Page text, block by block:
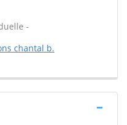
-
chantal b.